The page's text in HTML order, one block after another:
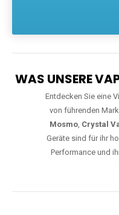
WAS UNSERE
Entdecken Sie eine
von führenden
Mosmo, Crystal
Geräte sind für ihr
Performance und